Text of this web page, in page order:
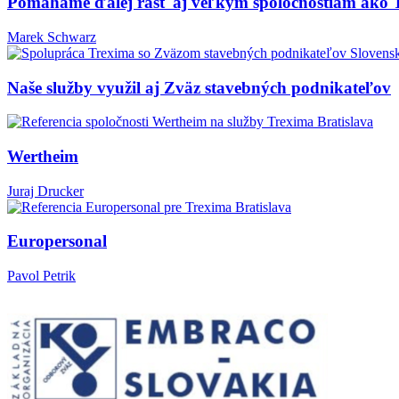
Marek Schwarz
Naše služby využil aj Zväz stavebných podnikateľov
Wertheim
Juraj Drucker
Europersonal
Pavol Petrik